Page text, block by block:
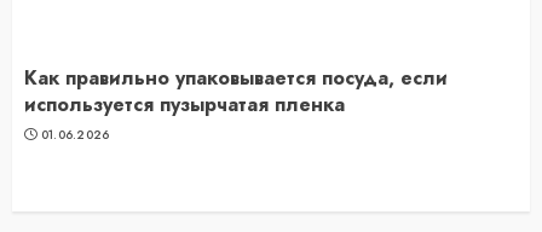
Как правильно упаковывается посуда, если
используется пузырчатая пленка
01.06.2026